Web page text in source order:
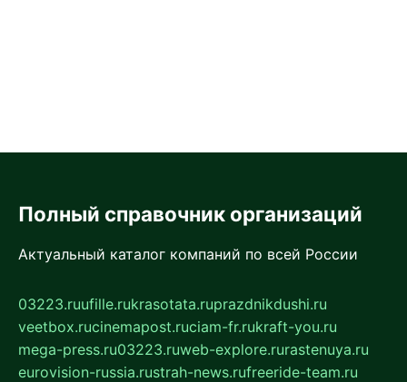
Полный справочник организаций
Актуальный каталог компаний по всей России
03223.ruufille.rukrasotata.ruprazdnikdushi.ru
veetbox.rucinemapost.ruciam-fr.rukraft-you.ru
mega-press.ru03223.ruweb-explore.rurastenuya.ru
eurovision-russia.rustrah-news.rufreeride-team.ru